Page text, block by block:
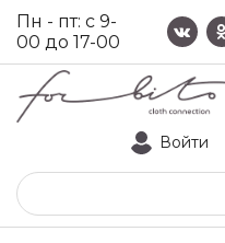
Пн - пт: с 9-
00 до 17-00
Войти